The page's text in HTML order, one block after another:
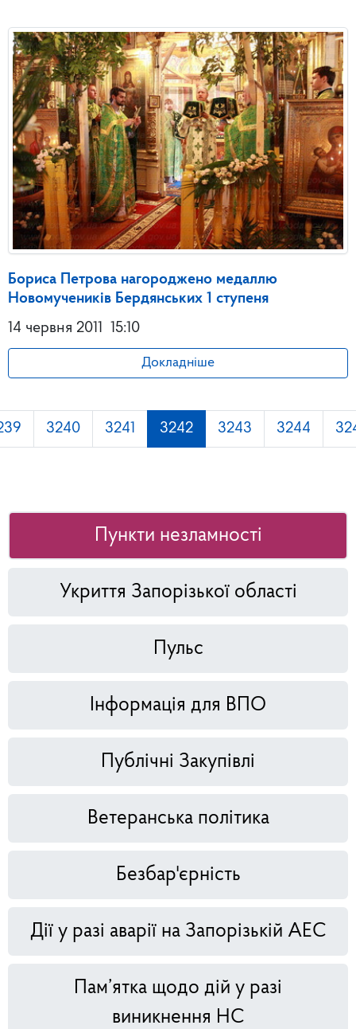
Бориса Петрова нагороджено медаллю
Новомучеників Бердянських 1 ступеня
14 червня 2011
15:10
Докладніше
3240 3241 3242 3243 3244
Пункти незламності
Укриття Запорізької області
Пульс
Інформація для ВПО
Публічні Закупівлі
Ветеранська політика
Безбар'єрність
Дії у разі аварії на Запорізькій АЕС
Пам’ятка щодо дій у разі
виникнення НС